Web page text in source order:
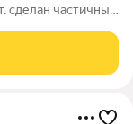
сделан частичный
на сделку. В